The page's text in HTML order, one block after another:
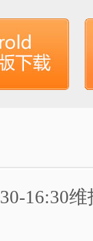
16:30